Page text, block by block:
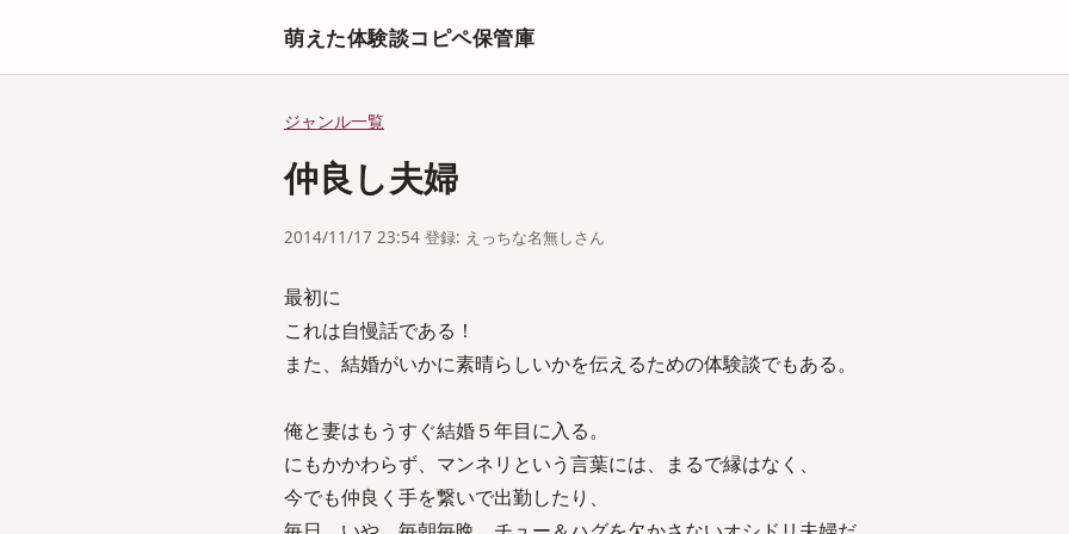
萌えた体験談コピペ保管庫
ジャンル一覧
仲良し夫婦
2014/11/17 23:54 登録: えっちな名無しさん
最初に
これは自慢話である！
また、結婚がいかに素晴らしいかを伝えるための体験談でもある。
俺と妻はもうすぐ結婚５年目に入る。
にもかかわらず、マンネリという言葉には、まるで縁はなく、
今でも仲良く手を繋いで出勤したり、